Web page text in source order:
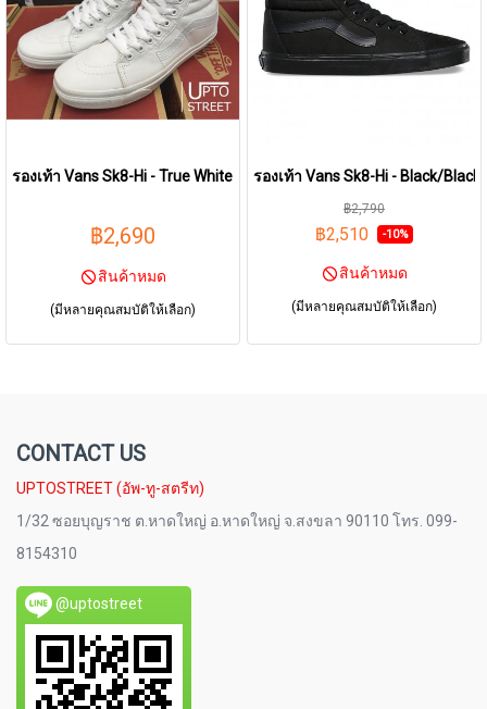
รองเท้า Vans Sk8-Hi - True White [VN000D5IW00]
฿2,690
สินค้าหมด
(มีหลายคุณสมบัติให้เลือก)
รองเท้า Vans Sk8-Hi - Black/
฿2,790
฿2,510 -10%
สินค้าหมด
(มีหลายคุณสมบัติให้เลือก)
CONTACT US
UPTOSTREET (อัพ-ทู-สตรีท)
1/32 ซอยบุญราช ต.หาดใหญ่ อ.หาดใหญ่ จ.สงขลา 90110 โทร. 099-
8154310
@uptostreet